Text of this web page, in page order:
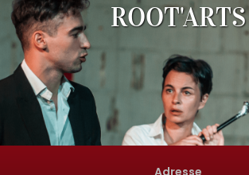
ROOT'ARTS